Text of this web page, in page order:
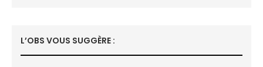
L’OBS VOUS SUGGÈRE :